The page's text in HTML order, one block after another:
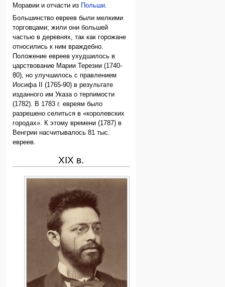
Моравии и отчасти из Польши
Большинство евреев были мелкими
торговцами; жили они большей
частью в деревнях, так как горожане
относились к ним враждебно.
Положение евреев ухудшилось в
царствование Марии Терезии (1740-
80), но улучшилось с правлением
Иосифа II (1765-90) в результате
изданного им Указа о терпимости
(1782). В 1783 г. евреям было
разрешено селиться в «королевских
городах». К этому времени (1787) в
Венгрии насчитывалось 81 тыс.
евреев.
ХIХ в.